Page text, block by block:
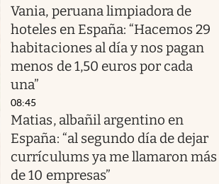
Vania, peruana limpiadora de
hoteles en España: “Hacemos 29
habitaciones al día y nos pagan
menos de 1,50 euros por cada
una”
08:45
Matias, albañil argentino en
España: “al segundo día de dejar
currículums ya me llamaron más
de 10 empresas”